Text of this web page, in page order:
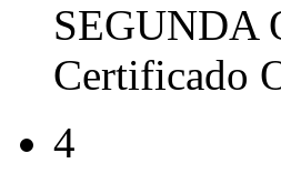
SEGUNDA
Certificado
4